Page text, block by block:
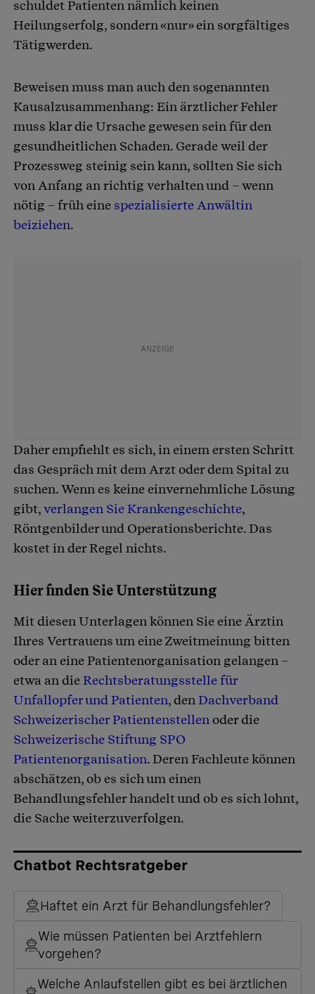
schuldet Patienten nämlich keinen
Heilungserfolg, sondern «nur» ein sorgfältiges
Tätigwerden.
Beweisen muss man auch den sogenannten
Kausalzusammenhang: Ein ärztlicher Fehler
muss klar die Ursache gewesen sein für den
gesundheitlichen Schaden. Gerade weil der
Prozessweg steinig sein kann, sollten Sie sich
von Anfang an richtig verhalten und – wenn
nötig – früh eine spezialisierte Anwältin
beiziehen.
Daher empfiehlt es sich, in einem ersten Schritt
das Gespräch mit dem Arzt oder dem Spital zu
suchen. Wenn es keine einvernehmliche Lösung
gibt,verlangen Sie Krankengeschichte,
Röntgenbilder und Operationsberichte. Das
kostet in der Regel nichts.
Hier finden Sie Unterstützung
Mit diesen Unterlagen können Sie eine Ärztin
Ihres Vertrauens um eine Zweitmeinung bitten
oder an eine Patientenorganisation gelangen –
etwa an dieRechtsberatungsstelle für
Unfallopfer und Patienten, denDachverband
Schweizerischer Patientenstellenoder die
Schweizerische Stiftung SPO
Patientenorganisation. Deren Fachleute können
abschätzen, ob es sich um einen
Behandlungsfehler handelt und ob es sich lohnt,
die Sache weiterzuverfolgen.
Chatbot Rechtsratgeber
Haftet ein Arzt für Behandlungsfehler?
Wie müssen Patienten bei Arztfehlern
vorgehen?
Welche Anlaufstellen gibt es bei ärztlichen